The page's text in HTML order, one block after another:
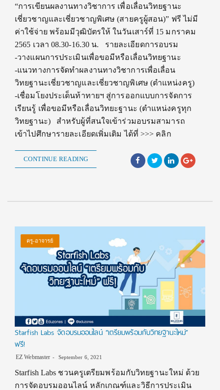
“การเขียนผลงานทางวิชาการ เพื่อเลื่อนวิทยฐานะ
เชี่ยวชาญและเชี่ยวชาญพิเศษ (สายครูผู้สอน)” ฟรี ไม่มี
ค่าใช้จ่าย พร้อมมีวุฒิบัตรให้ ในวันเสาร์ที่ 15 มกราคม
2565 เวลา 08.30-16.30 น. รายละเอียดการอบรม
-วางแผนการประเมินเพื่อขอมีหรือเลื่อนวิทยฐานะ
-แนวทางการจัดทำผลงานทางวิชาการเพื่อเลื่อน
วิทยฐานะเชี่ยวชาญและเชี่ยวชาญพิเศษ (ตำแหน่งครู)
-เชื่อมโยงประเด็นท้าทายฯ สู่การออกแบบการจัดการ
เรียนรู้ เพื่อขอมีหรือเลื่อนวิทยะฐานะ (ตำแหน่งครูทุก
วิทยฐานะ) สำหรับผู้ที่สนใจเข้าร่วมอบรมสามารถ
เข้าไปศึกษารายละเอียดเพิ่มเติม ได้ที่ >>> คลิก
CONTINUE READING
ครู-อาจารย์
Starfish Labs จัดอบรมออนไลน์ “เตรียมพร้อมกับวิทยฐานะใหม่”
ฟรี!
EZ Webmaster September 6, 2021
Starfish Labs ชวนครูเตรียมพร้อมกับวิทยฐานะใหม่ ด้วย
การจัดอบรมออนไลน์ หลักเกณฑ์และวิธีการประเมิน